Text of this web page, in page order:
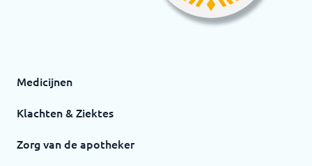
Medicijnen
Klachten & Ziektes
Zorg van de apotheker